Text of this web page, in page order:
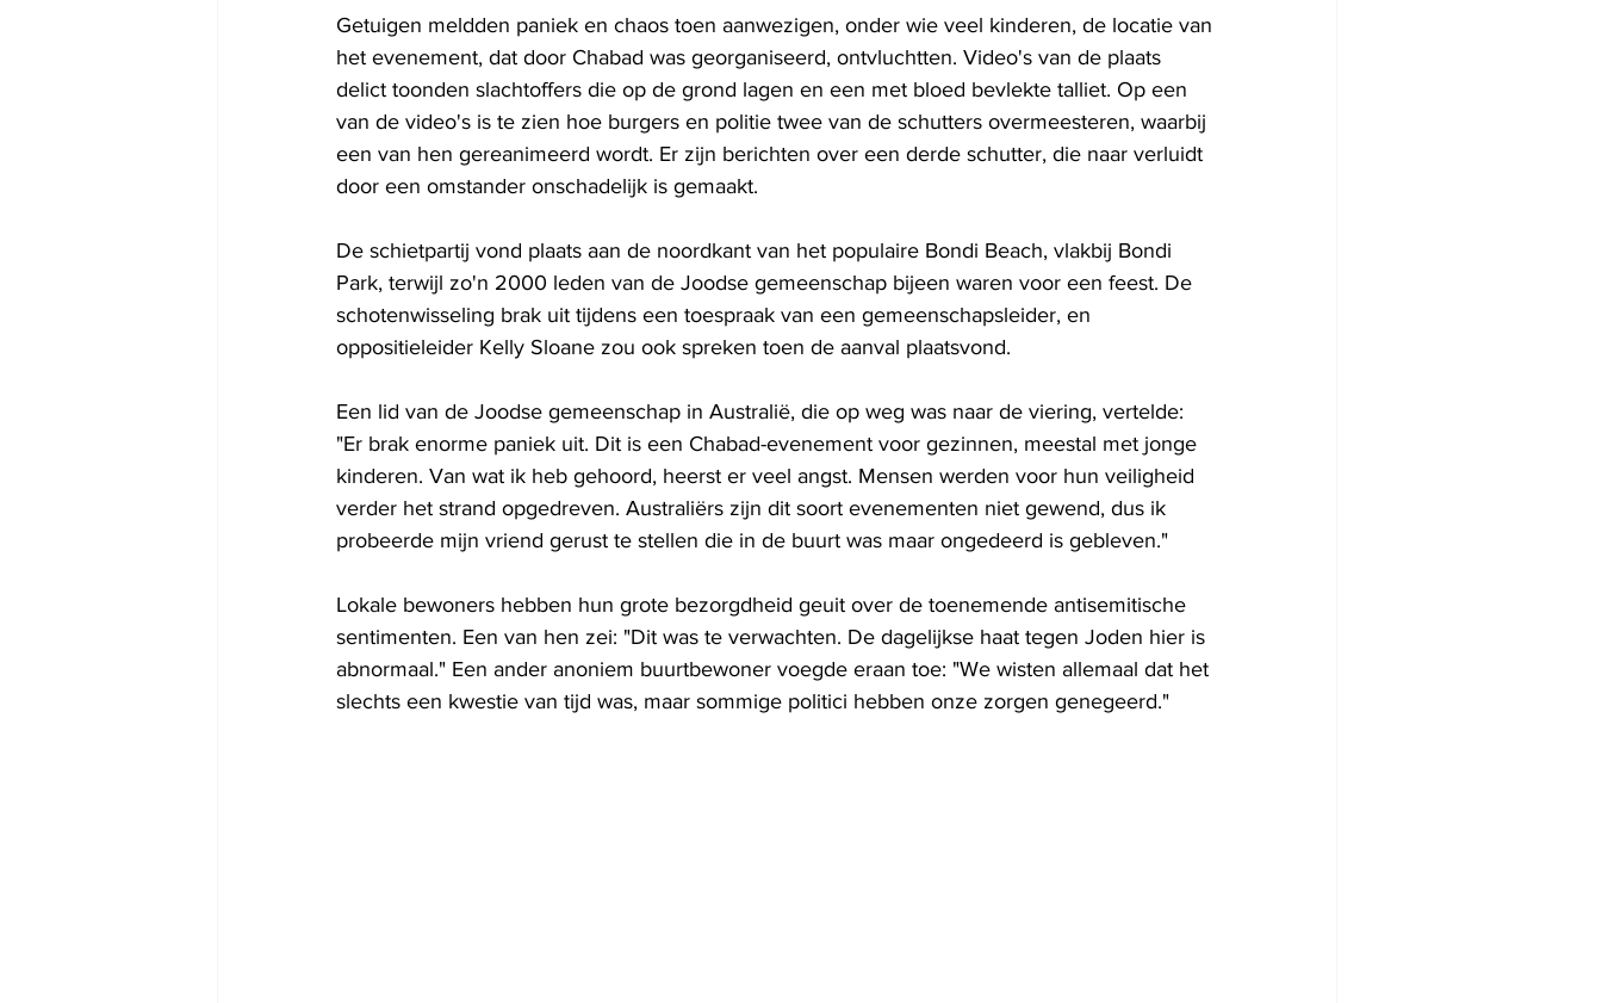
Getuigen meldden paniek en chaos toen aanwezigen, onder wie veel kinderen, de locatie van
het evenement, dat door Chabad was georganiseerd, ontvluchtten. Video's van de plaats
delict toonden slachtoffers die op de grond lagen en een met bloed bevlekte talliet. Op een
van de video's is te zien hoe burgers en politie twee van de schutters overmeesteren, waarbij
een van hen gereanimeerd wordt. Er zijn berichten over een derde schutter, die naar verluidt
door een omstander onschadelijk is gemaakt.
De schietpartij vond plaats aan de noordkant van het populaire Bondi Beach, vlakbij Bondi
Park, terwijl zo'n 2000 leden van de Joodse gemeenschap bijeen waren voor een feest. De
schotenwisseling brak uit tijdens een toespraak van een gemeenschapsleider, en
oppositieleider Kelly Sloane zou ook spreken toen de aanval plaatsvond.
Een lid van de Joodse gemeenschap in Australië, die op weg was naar de viering, vertelde:
"Er brak enorme paniek uit. Dit is een Chabad-evenement voor gezinnen, meestal met jonge
kinderen. Van wat ik heb gehoord, heerst er veel angst. Mensen werden voor hun veiligheid
verder het strand opgedreven. Australiërs zijn dit soort evenementen niet gewend, dus ik
probeerde mijn vriend gerust te stellen die in de buurt was maar ongedeerd is gebleven."
Lokale bewoners hebben hun grote bezorgdheid geuit over de toenemende antisemitische
sentimenten. Een van hen zei: "Dit was te verwachten. De dagelijkse haat tegen Joden hier is
abnormaal." Een ander anoniem buurtbewoner voegde eraan toe: "We wisten allemaal dat het
slechts een kwestie van tijd was, maar sommige politici hebben onze zorgen genegeerd."